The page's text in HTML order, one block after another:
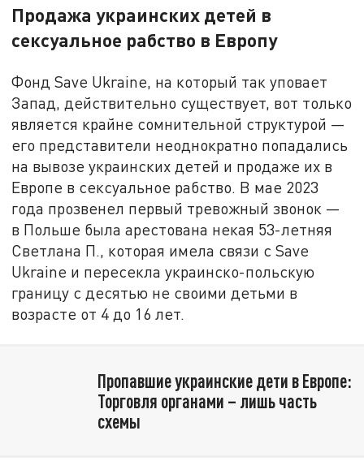
Продажа украинских детей в
сексуальное рабство в Европу
Фонд Save Ukraine, на который так уповает
Запад, действительно существует, вот только
является крайне сомнительной структурой —
его представители неоднократно попадались
на вывозе украинских детей и продаже их в
Европе в сексуальное рабство. В мае 2023
года прозвенел первый тревожный звонок —
в Польше была арестована некая 53-летняя
Светлана П., которая имела связи с Save
Ukraine и пересекла украинско-польскую
границу с десятью не своими детьми в
возрасте от 4 до 16 лет.
Пропавшие украинские дети в Европе:
Торговля органами – лишь часть
схемы